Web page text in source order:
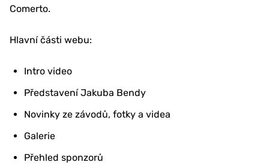
Comerto.
Hlavní části webu:
Intro video
Představení Jakuba Bendy
Novinky ze závodů, fotky a videa
Galerie
Přehled sponzorů